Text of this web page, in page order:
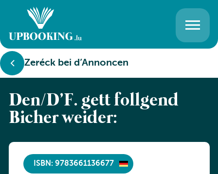
Zeréck bei d’Annoncen
Den/D’F. gëtt follgend
Bicher weider:
ISBN: 9783661136677